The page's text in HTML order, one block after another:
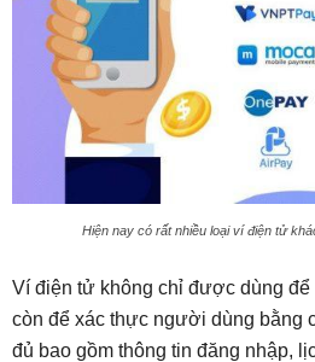
Hiện nay có rất nhiều loại ví điện tử
Ví điện tử không chỉ được dùng để
còn để xác thực người dùng bằng
đủ bao gồm thông tin đăng nhập,